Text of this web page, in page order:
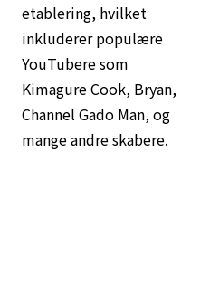
etablering, hvilket
inkluderer populære
YouTubere som
Kimagure Cook, Bryan,
Channel Gado Man, og
mange andre skabere.